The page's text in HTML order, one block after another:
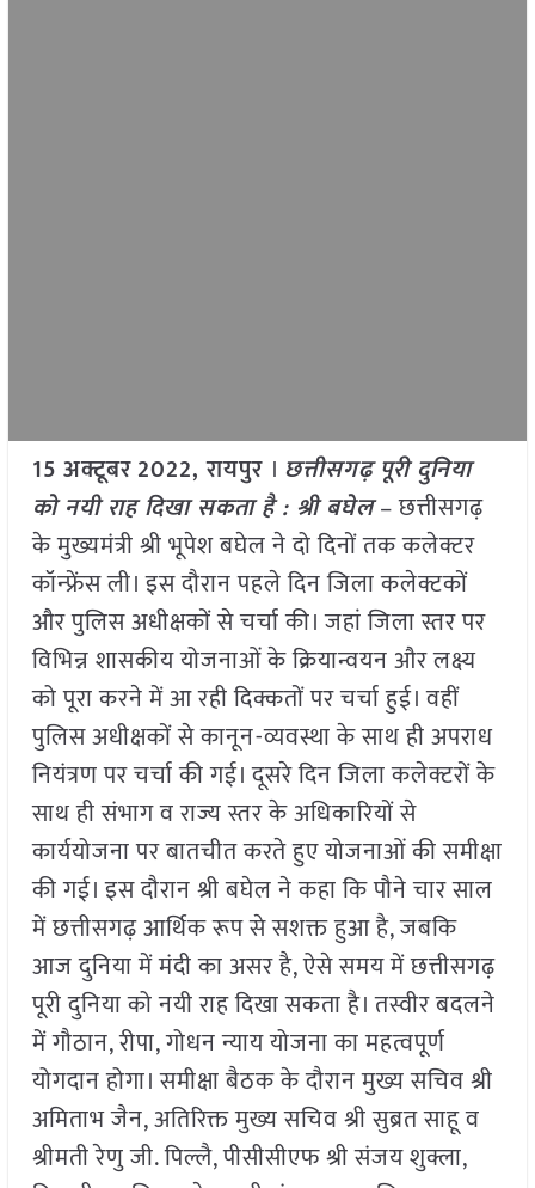
15 अक्टूबर2022, रायपुर । छत्तीसगढ़ पूरी दुनिया
को नयी राह दिखा सकता है : श्री बघेल– छत्तीसगढ़
के मुख्यमंत्री श्री भूपेश बघेल ने दो दिनों तक कलेक्टर
कॉन्फ्रेंस ली। इस दौरान पहले दिन जिला कलेक्टकों
और पुलिस अधीक्षकों से चर्चा की। जहां जिला स्तर पर
विभिन्न शासकीय योजनाओं के क्रियान्वयन और लक्ष्य
को पूरा करने में आ रही दिक्कतों पर चर्चा हुई। वहीं
पुलिस अधीक्षकों से कानून-व्यवस्था के साथ ही अपराध
नियंत्रण पर चर्चा की गई। दूसरे दिन जिला कलेक्टरों के
साथ ही संभाग व राज्य स्तर के अधिकारियों से
कार्ययोजना पर बातचीत करते हुए योजनाओं की समीक्षा
की गई। इस दौरान श्री बघेल ने कहा कि पौने चार साल
में छत्तीसगढ़ आर्थिक रूप से सशक्त हुआ है, जबकि
आज दुनिया में मंदी का असर है, ऐसे समय में छत्तीसगढ़
पूरी दुनिया को नयी राह दिखा सकता है। तस्वीर बदलने
में गौठान, रीपा, गोधन न्याय योजना का महत्वपूर्ण
योगदान होगा। समीक्षा बैठक के दौरान मुख्य सचिव श्री
अमिताभ जैन, अतिरिक्त मुख्य सचिव श्री सुब्रत साहू व
श्रीमती रेणु जी. पिल्लै, पीसीसीएफ श्री संजय शुक्ला,